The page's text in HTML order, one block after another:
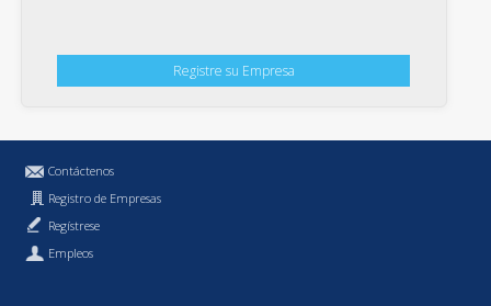
Registre su Empresa
Contáctenos
Registro de Empresas
Regístrese
Empleos